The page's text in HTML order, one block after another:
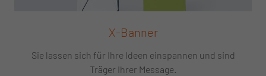
X-Banner
Sie lassen sich für Ihre Ideen einspannen und sind
Träger Ihrer Message.